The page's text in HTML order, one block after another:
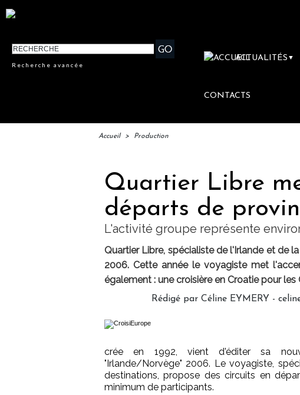
Recherche avancée
ACTUALITÉS ▼
CONTACTS
Accueil > Production
Quartier Libre
départs de
L'activité groupe représente
Quartier Libre, spécialiste de l'Irlande et de
2006. Cette année le voyagiste met
également : une croisière en Croatie pour les
Rédigé par Céline EYMERY -
crée en 1992, vient d'éditer sa
"Irlande/Norvège" 2006. Le voyagiste,
destinations, propose des circuits en
minimum de participants.